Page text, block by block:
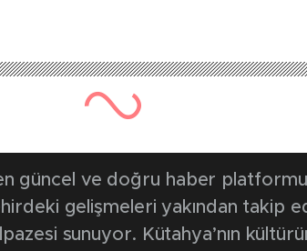
en güncel ve doğru haber
gelişmeleri yakından takip
sunuyor. Kütahya’nın